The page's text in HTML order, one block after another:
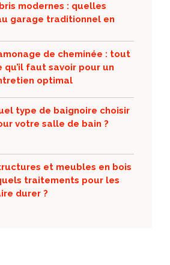
modernes : quelles
garage traditionnel en
de cheminée : tout
qu’il faut savoir pour un
optimal
type de baignoire choisir
votre salle de bain ?
et meubles en bois
traitements pour les
durer ?